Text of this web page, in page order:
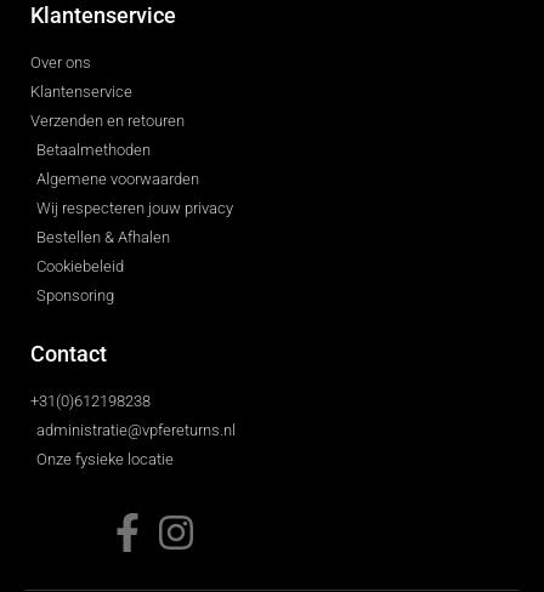
Klantenservice
Over ons
Klantenservice
Verzenden en retouren
Betaalmethoden
Algemene voorwaarden
Wij respecteren jouw privacy
Bestellen & Afhalen
Cookiebeleid
Sponsoring
Contact
+31(0)612198238
administratie@vpfereturns.nl
Onze fysieke locatie